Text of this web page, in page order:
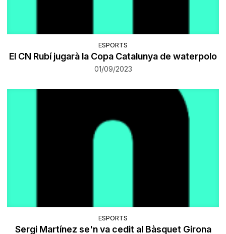
ESPORTS
El CN Rubí jugarà la Copa Catalunya de waterpolo
01/09/2023
ESPORTS
Sergi Martínez se'n va cedit al Bàsquet Girona